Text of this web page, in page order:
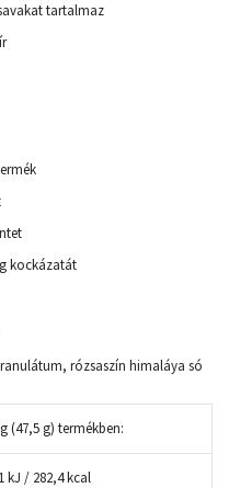
tartalmaz
kockázatát
rózsaszín himaláya só
(47,5 g) termékben:
kJ / 282,4 kcal